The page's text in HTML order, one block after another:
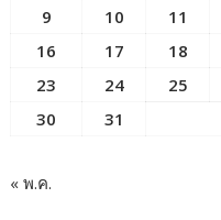
9
10 11
16
17 18
23
24 25
30
31
« พ.ค.